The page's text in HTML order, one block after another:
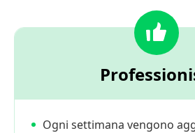
Ogni settimana vengono